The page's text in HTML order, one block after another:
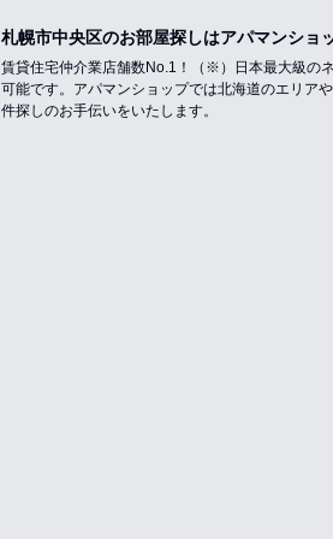
札幌市中央区のお部屋探しはアパマンショ
賃貸住宅仲介業店舗数No.1！（※）日本最大級の
可能です。アパマンショップでは北海道のエリア
件探しのお手伝いをいたします。